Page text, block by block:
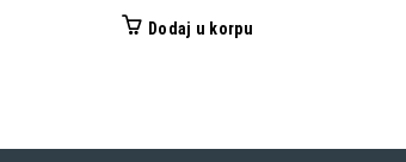
Dodaj u korpu